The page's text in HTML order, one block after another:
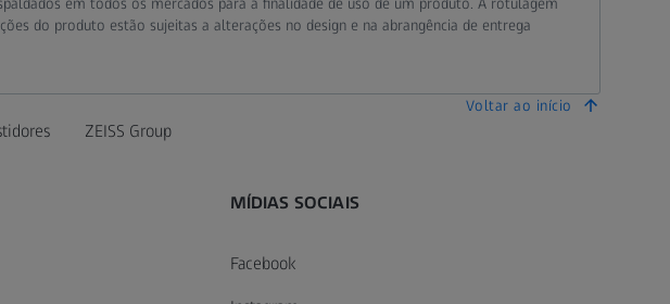
em todos os mercados para a finalidade de uso de um produto. A rotulagem
do produto estão sujeitas a alterações no design e na abrangência de entrega
Voltar ao início
ZEISS Group
MÍDIAS SOCIAIS
Facebook